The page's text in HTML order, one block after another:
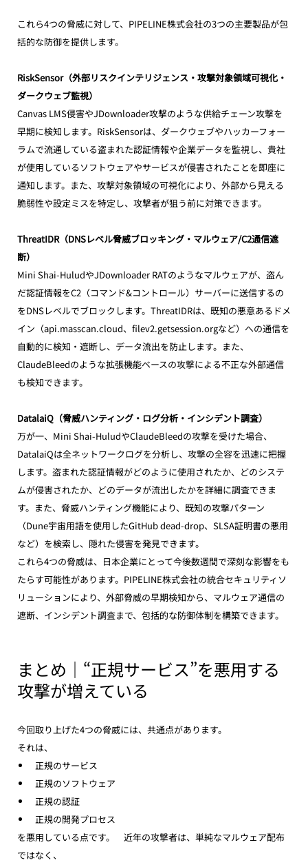
これら4つの脅威に対して、PIPELINE株式会社の3つの主要製品が包
括的な防御を提供します。
RiskSensor（外部リスクインテリジェンス・攻撃対象領域可視化・
ダークウェブ監視）
Canvas LMS侵害やJDownloader攻撃のような供給チェーン攻撃を
早期に検知します。RiskSensorは、ダークウェブやハッカーフォー
ラムで流通している盗まれた認証情報や企業データを監視し、貴社
が使用しているソフトウェアやサービスが侵害されたことを即座に
通知します。また、攻撃対象領域の可視化により、外部から見える
脆弱性や設定ミスを特定し、攻撃者が狙う前に対策できます。
ThreatIDR（DNSレベル脅威ブロッキング・マルウェア/C2通信遮
断）
Mini Shai-HuludやJDownloader RATのようなマルウェアが、盗ん
だ認証情報をC2（コマンド&コントロール）サーバーに送信するの
をDNSレベルでブロックします。ThreatIDRは、既知の悪意あるドメ
イン（api.masscan.cloud、filev2.getsession.orgなど）への通信を
自動的に検知・遮断し、データ流出を防止します。また、
ClaudeBleedのような拡張機能ベースの攻撃による不正な外部通信
も検知できます。
DatalaiQ（脅威ハンティング・ログ分析・インシデント調査）
万が一、Mini Shai-HuludやClaudeBleedの攻撃を受けた場合、
DatalaiQは全ネットワークログを分析し、攻撃の全容を迅速に把握
します。盗まれた認証情報がどのように使用されたか、どのシステ
ムが侵害されたか、どのデータが流出したかを詳細に調査できま
す。また、脅威ハンティング機能により、既知の攻撃パターン
（Dune宇宙用語を使用したGitHub dead-drop、SLSA証明書の悪用
など）を検索し、隠れた侵害を発見できます。
これら4つの脅威は、日本企業にとって今後数週間で深刻な影響をも
たらす可能性があります。PIPELINE株式会社の統合セキュリティソ
リューションにより、外部脅威の早期検知から、マルウェア通信の
遮断、インシデント調査まで、包括的な防御体制を構築できます。
まとめ｜“正規サービス”を悪用する
攻撃が増えている
今回取り上げた4つの脅威には、共通点があります。
それは、
正規のサービス
正規のソフトウェア
正規の認証
正規の開発プロセス
を悪用している点です。　近年の攻撃者は、単純なマルウェア配布
ではなく、